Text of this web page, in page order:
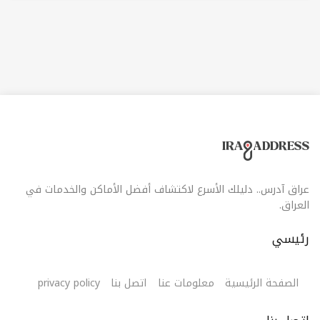
عراق آدرس.. دليلك الأسرع لاكتشاف أفضل الأماكن والخدمات في
العراق.
رئيسي
الصفحة الرئيسية معلومات عنا اتصل بنا privacy policy